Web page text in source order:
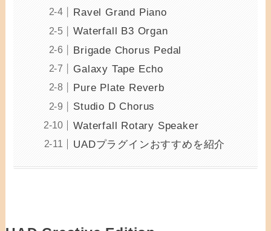
Ravel Grand Piano
Waterfall B3 Organ
Brigade Chorus Pedal
Galaxy Tape Echo
Pure Plate Reverb
Studio D Chorus
Waterfall Rotary Speaker
UADプラグインおすすめを紹介